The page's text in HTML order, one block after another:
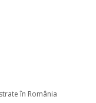
în România